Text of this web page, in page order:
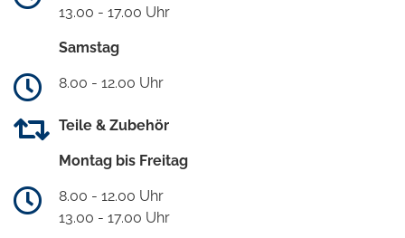
13.00 - 17.00 Uhr
Samstag
8.00 - 12.00 Uhr
Teile & Zubehör
Montag bis Freitag
8.00 - 12.00 Uhr
13.00 - 17.00 Uhr